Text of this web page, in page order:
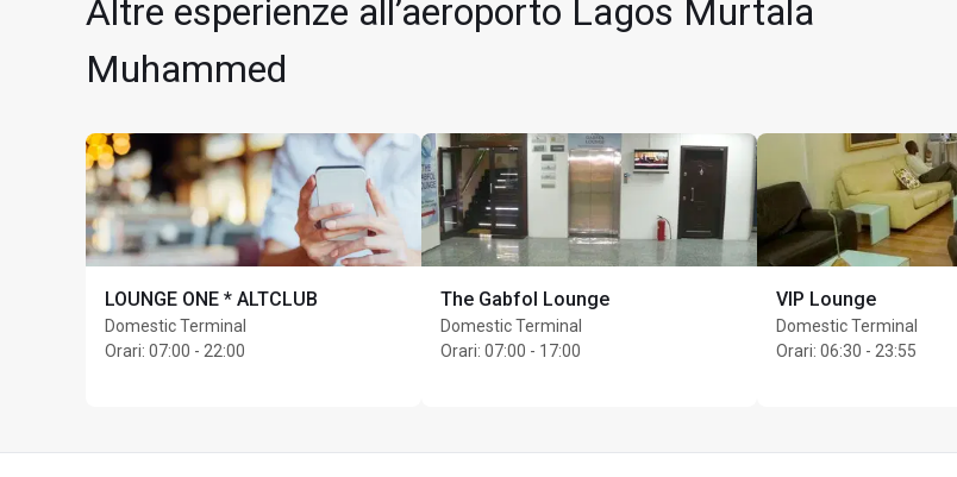
Massimo Unlimited ospiti per titolare di carta
Altre esperienze all’aeroporto Lagos Murtala
Muhammed
LOUNGE ONE * ALTCLUB
Domestic Terminal
Orari: 07:00 - 22:00
The Gabfol Lounge
Domestic Terminal
Orari: 07:00 - 17:00
VIP Lounge
Domestic Terminal
Orari: 06:30 - 23:55